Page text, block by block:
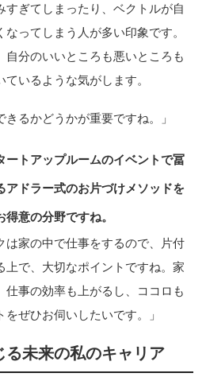
すぎてしまったり、ベクトルが自
ってしまう人が多い印象です。
自分のいいところも悪いところも
いるような気がします。
るかどうかが重要ですね。」
ートアップルームのイベントで冨
アドラー式のお片づけメソッドを
意の分野ですね。
は家の中で仕事をするので、片付
上で、大切なポイントですね。家
仕事の効率も上がるし、ココロも
ぜひお伺いしたいです。」
る未来の私のキャリア